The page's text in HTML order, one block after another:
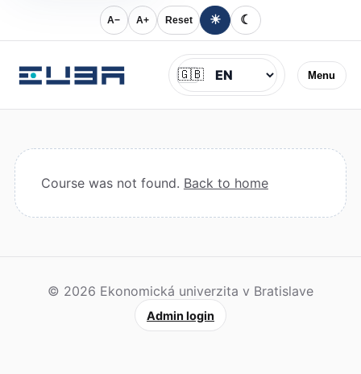
A− A+ Reset ☀ ☾
Menu
Jazyk
🇬🇧
Course was not found. Back to home
© 2026 Ekonomická univerzita v Bratislave
Admin login